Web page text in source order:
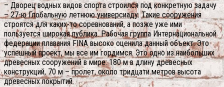
– Дворец водных видов спорта строился под конкретную задачу
– 27-ю Глобальную летнюю универсиаду. Такие сооружения
строятся для каких-то соревнований, а позже уже ими
пользуется широкая публика. Рабочая группа Интернациональной
федерации плавания FINA высоко оценила данный объект. Это
успешный проект, мы все им гордимся. Это одно из наибольших
древесных сооружений в мире: 180 м в длину древесных
конструкций, 70 м – пролет, около тридцати метров высота
древесных покрытий.